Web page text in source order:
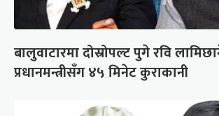
बालुवाटारमा दोस्रोपल्ट पुगे रवि
प्रधानमन्त्रीसँग ४५ मिनेट कुराकानी